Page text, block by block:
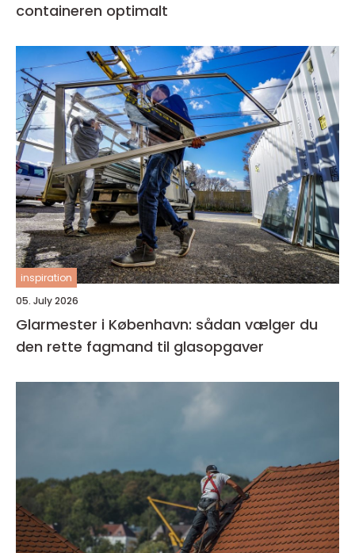
containeren optimalt
inspiration
05. July 2026
Glarmester i København: sådan vælger du
den rette fagmand til glasopgaver